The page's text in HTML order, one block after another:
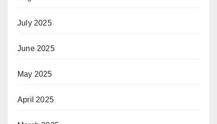
July 2025
June 2025
May 2025
April 2025